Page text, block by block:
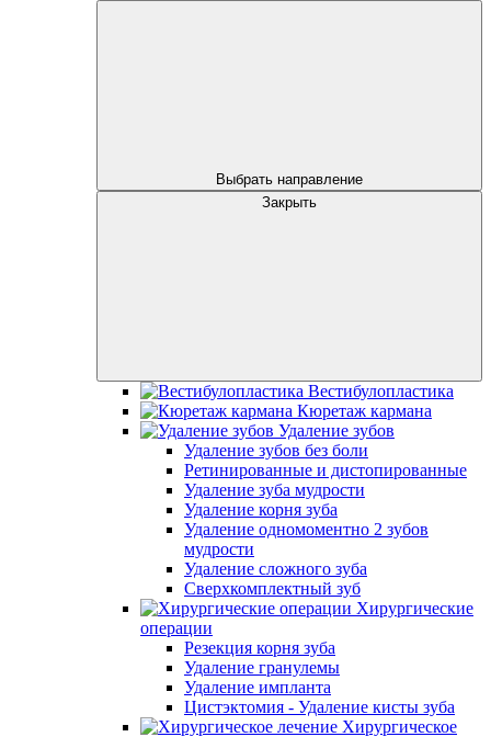
Выбрать направление
Закрыть
Вестибулопластика
Кюретаж кармана
Удаление зубов
Удаление зубов без боли
Ретинированные и дистопированные
Удаление зуба мудрости
Удаление корня зуба
Удаление одномоментно 2 зубов
мудрости
Удаление сложного зуба
Сверхкомплектный зуб
Хирургические
операции
Резекция корня зуба
Удаление гранулемы
Удаление импланта
Цистэктомия - Удаление кисты зуба
Хирургическое